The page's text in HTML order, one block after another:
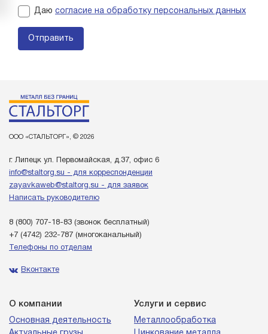
Даю согласие на обработку персональных данных
Отправить
ООО «СТАЛЬТОРГ», © 2026
г. Липецк ул. Первомайская, д.37, офис 6
info@staltorg.su - для корреспонденции
zayavkaweb@staltorg.su - для заявок
Написать руководителю
8 (800) 707-18-83 (звонок бесплатный)
+7 (4742) 232-787 (многоканальный)
Телефоны по отделам
Вконтакте
О компании
Основная деятельность
Услуги и сервис
Металлообработка